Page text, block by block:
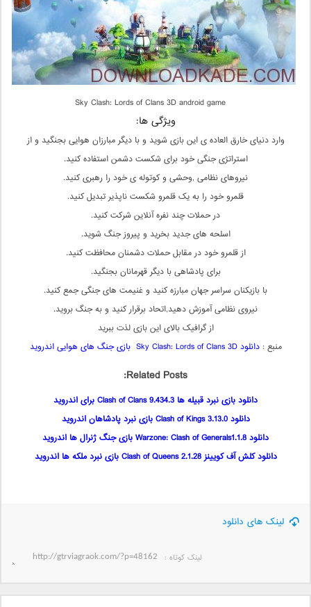
Sky Clash: Lords of Clans 3D android game
ویژگی ها:
وارد دنیای خارق العاده ی این بازی شوید و با دیگر مبارزان هوایی بجنگید و از
استراتژی جنگی خود برای شکست دشمن استفاده کنید.
نیروهای نظامی ,وحشی و کوتوله ی خود را رهبری کنید.
قلمرو خود را به یک قلمرو شکست ناپذیر تبدیل کنید.
در حملات چند نفره آنلاین شرکت کنید.
اسلحه های جدید بخرید و پیروز جنگ شوید.
از قلمرو خود در مقابل حملات دشمنان محافظت کنید.
برای پادشاهی با دیگر قهرمانان بجنگید.
با بازیکنان سراسر جهان مبارزه کنید و غنیمت های جنگی جمع کنید.
نیروی نظامی آموزش دهید,اتحاد برقرار کنید و به جنگ بروید.
از گرافیک بالای این بازی لذت ببرید
منبع :دانلود Sky Clash: Lords of Clans 3D بازی جنگ های هوایی اندروید
Related Posts:
دانلود بازی نبرد قبیله ها 9.434.3 Clash of Clans برای اندروید
دانلود Clash of Kings 3.13.0 بازی نبرد پادشاهان اندروید
دانلود Warzone: Clash of Generals1.1.8 بازی جنگ ژنرال ها اندروید
دانلود کلش آف کویینز Clash of Queens 2.1.28 بازی نبرد ملکه ها اندروید
لینک های دانلود
لینک کوتاه‌ :